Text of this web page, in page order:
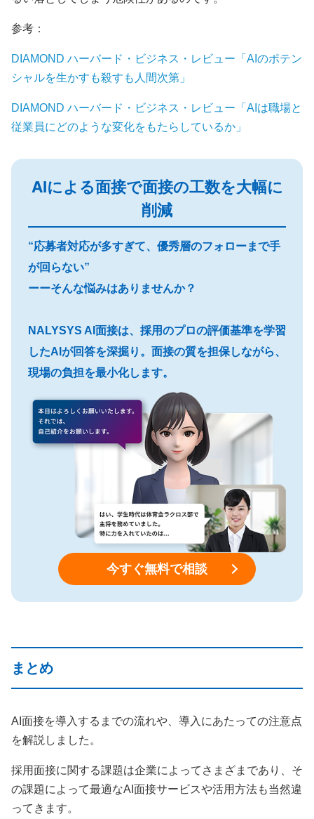
参考：
DIAMOND ハーバード・ビジネス・レビュー「AIのポテン
シャルを生かすも殺すも人間次第」
DIAMOND ハーバード・ビジネス・レビュー「AIは職場と
従業員にどのような変化をもたらしているか」
AIによる面接で面接の工数を大幅に
削減
“応募者対応が多すぎて、優秀層のフォローまで手
が回らない”
ーーそんな悩みはありませんか？
NALYSYS AI面接は、採用のプロの評価基準を学習
したAIが回答を深掘り。面接の質を担保しながら、
現場の負担を最小化します。
今すぐ無料で相談
まとめ
AI面接を導入するまでの流れや、導入にあたっての注意点
を解説しました。
採用面接に関する課題は企業によってさまざまであり、そ
の課題によって最適なAI面接サービスや活用方法も当然違
ってきます。